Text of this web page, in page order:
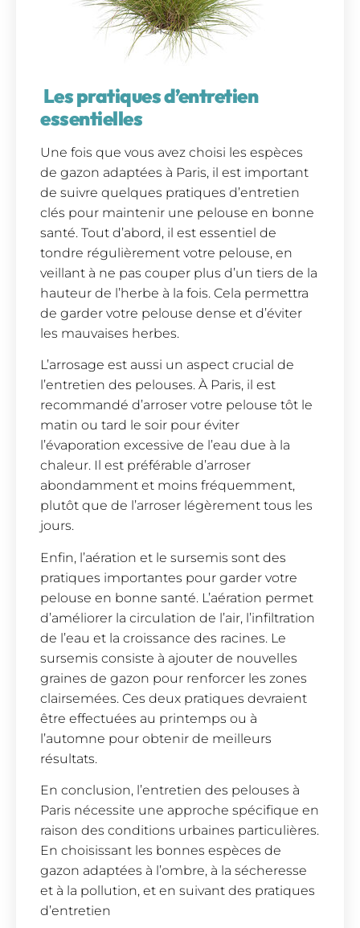
Les pratiques d’entretien
essentielles
Une fois que vous avez choisi les espèces
de gazon adaptées à Paris, il est important
de suivre quelques pratiques d’entretien
clés pour maintenir une pelouse en bonne
santé. Tout d’abord, il est essentiel de
tondre régulièrement votre pelouse, en
veillant à ne pas couper plus d’un tiers de la
hauteur de l’herbe à la fois. Cela permettra
de garder votre pelouse dense et d’éviter
les mauvaises herbes.
L’arrosage est aussi un aspect crucial de
l’entretien des pelouses. À Paris, il est
recommandé d’arroser votre pelouse tôt le
matin ou tard le soir pour éviter
l’évaporation excessive de l’eau due à la
chaleur. Il est préférable d’arroser
abondamment et moins fréquemment,
plutôt que de l’arroser légèrement tous les
jours.
Enfin, l’aération et le sursemis sont des
pratiques importantes pour garder votre
pelouse en bonne santé. L’aération permet
d’améliorer la circulation de l’air, l’infiltration
de l’eau et la croissance des racines. Le
sursemis consiste à ajouter de nouvelles
graines de gazon pour renforcer les zones
clairsemées. Ces deux pratiques devraient
être effectuées au printemps ou à
l’automne pour obtenir de meilleurs
résultats.
En conclusion, l’entretien des pelouses à
Paris nécessite une approche spécifique en
raison des conditions urbaines particulières.
En choisissant les bonnes espèces de
gazon adaptées à l’ombre, à la sécheresse
et à la pollution, et en suivant des pratiques
d’entretien